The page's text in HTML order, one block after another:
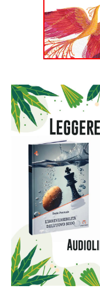
a favore delle
campagna
7 al 15 novembre
L’ingresso di tutti i
#ioleggoperché
scuole, amplia il
servizi educativi per
L’apertura
di Fondazione
sviluppo di
sperimentale
nelle province di
territorio di
sperimentazione ha
nei contesti più